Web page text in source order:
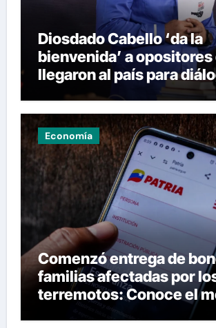
Diosdado Cabello ‘da la
bienvenida’ a opositores
llegaron al país para
el gobierno
Economía
Comenzó entrega de
familias afectadas por
terremotos: Conoce el